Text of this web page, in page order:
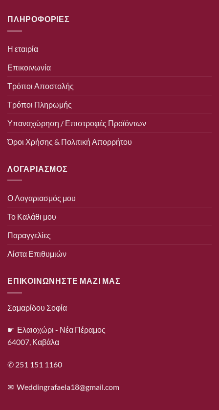
ΠΛΗΡΟΦΟΡΙΕΣ
Η εταιρία
Επικοινωνία
Τρόποι Αποστολής
Τρόποι Πληρωμής
Υπαναχώρηση / Επιστροφές Προϊόντων
Όροι Χρήσης & Πολιτική Απορρήτου
ΛΟΓΑΡΙΑΣΜΟΣ
Ο Λογαριασμός μου
Το Καλάθι μου
Παραγγελίες
Λίστα Επιθυμιών
ΕΠΙΚΟΙΝΩΝΗΣΤΕ ΜΑΖΙ ΜΑΣ
Σαμαρίδου Σοφία
☛ Ελαιοχώρι - Νέα Πέραμος
64007, Καβάλα
✆ 251 151 1160
✉ Weddingrafaela18@gmail.com